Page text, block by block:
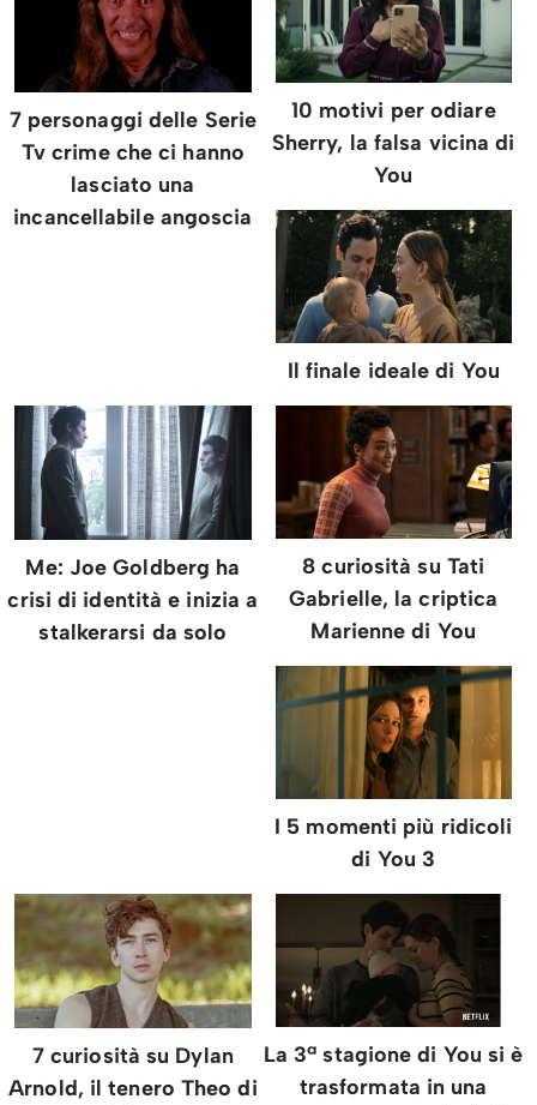
7 personaggi delle Serie
Tv crime che ci hanno
lasciato una
incancellabile angoscia
10 motivi per odiare
Sherry, la falsa vicina di
You
Il finale ideale di You
Me: Joe Goldberg ha
crisi di identità e inizia a
stalkerarsi da solo
8 curiosità su Tati
Gabrielle, la criptica
Marienne di You
I 5 momenti più ridicoli
di You 3
7 curiosità su Dylan
Arnold, il tenero Theo di
La 3ª stagione di You si è
trasformata in una